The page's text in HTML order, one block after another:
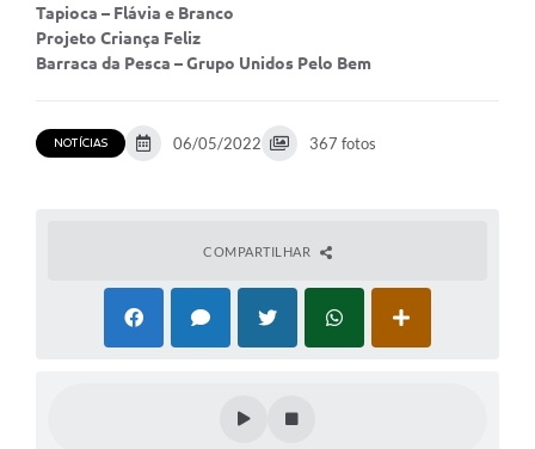
Vereadores
Galeria de Presidentes
Galeria de Vídeos
Tapioca – Flávia e Branco
Projeto Criança Feliz
Barraca da Pesca – Grupo Unidos Pelo Bem
NOTÍCIAS 06/05/2022 367 fotos
COMPARTILHAR